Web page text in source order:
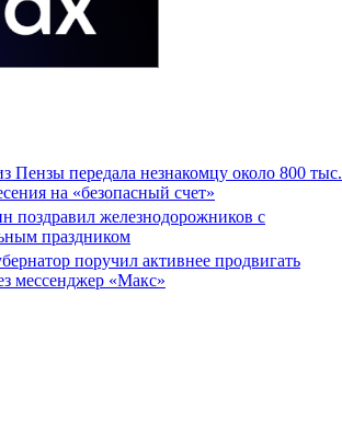
Пензы передала незнакомцу около 800 тыс.
на «безопасный счет»
поздравил железнодорожников с
праздником
поручил активнее продвигать
мессенджер «Макс»